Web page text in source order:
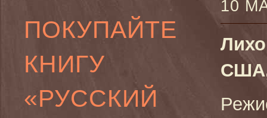
ПОКУПАЙТЕ
КНИГУ
«РУССКИЙ
10
США,